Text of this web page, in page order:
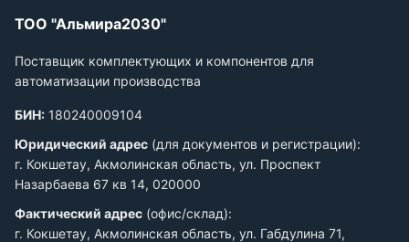
ТОО "Альмира2030"
Поставщик комплектующих и компонентов для
автоматизации производства
БИН: 180240009104
Юридический адрес (для документов и регистрации):
г. Кокшетау, Акмолинская область, ул. Проспект
Назарбаева 67 кв 14, 020000
Фактический адрес (офис/склад):
г. Кокшетау, Акмолинская область, ул. Габдулина 71,